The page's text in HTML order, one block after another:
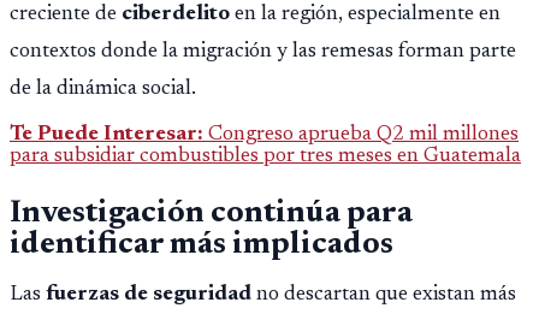
creciente de ciberdelito en la región, especialmente en
contextos donde la migración y las remesas forman parte
de la dinámica social.
Te Puede Interesar: Congreso aprueba Q2 mil millones
para subsidiar combustibles por tres meses en Guatemala
Investigación continúa para
identificar más implicados
Las fuerzas de seguridad no descartan que existan más